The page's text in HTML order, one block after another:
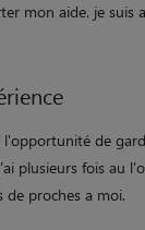
mon aide. je suis
l'opportunité de
plusieurs fois au
de proches a moi.